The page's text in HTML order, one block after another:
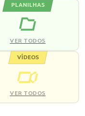
PLANILHAS
VER TODOS
VÍDEOS
VER TODOS